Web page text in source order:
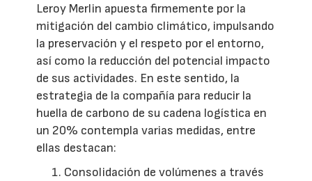
Leroy Merlin apuesta firmemente por la
mitigación del cambio climático, impulsando
la preservación y el respeto por el entorno,
así como la reducción del potencial impacto
de sus actividades. En este sentido, la
estrategia de la compañía para reducir la
huella de carbono de su cadena logística en
un 20% contempla varias medidas, entre
ellas destacan:
Consolidación de volúmenes a través